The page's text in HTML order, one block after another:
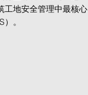
工地安全管理中最核心
。